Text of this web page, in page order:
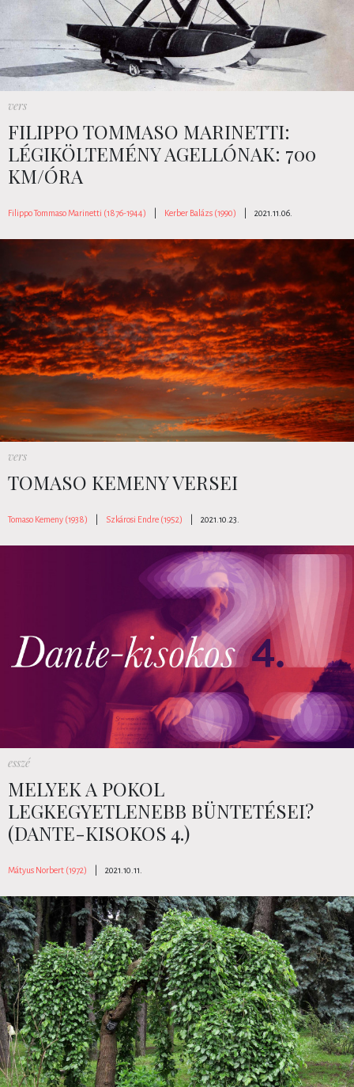
vers
FILIPPO TOMMASO MARINETTI:
LÉGIKÖLTEMÉNY AGELLÓNAK: 700
KM/ÓRA
Filippo Tommaso Marinetti (1876-1944) Kerber Balázs (1990) 2021.11.06.
vers
TOMASO KEMENY VERSEI
Tomaso Kemeny (1938) Szkárosi Endre (1952) 2021.10.23.
esszé
MELYEK A POKOL
LEGKEGYETLENEBB BÜNTETÉSEI?
(DANTE-KISOKOS 4.)
Mátyus Norbert (1972) 2021.10.11.